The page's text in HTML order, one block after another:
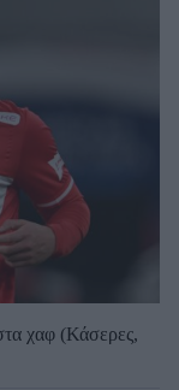
χαφ (Κάσερες,